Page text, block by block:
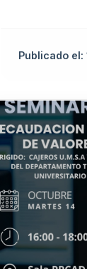
Publicado el: